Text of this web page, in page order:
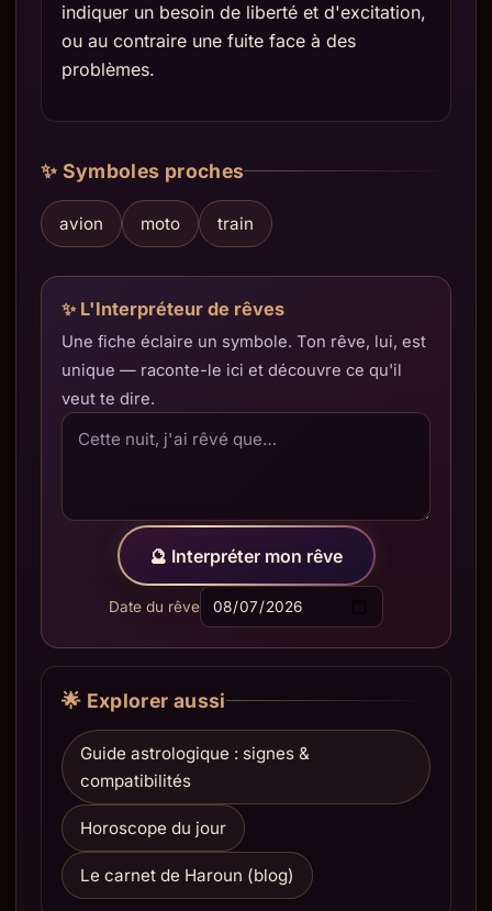
indiquer un besoin de liberté et d'excitation,
ou au contraire une fuite face à des
problèmes.
✨ Symboles proches
avion moto train
✨ L'Interpréteur de rêves
Une fiche éclaire un symbole. Ton rêve, lui, est
unique — raconte-le ici et découvre ce qu'il
veut te dire.
🔮 Interpréter mon rêve
Date du rêve
🌟 Explorer aussi
Guide astrologique : signes &
compatibilités
Horoscope du jour
Le carnet de Haroun (blog)